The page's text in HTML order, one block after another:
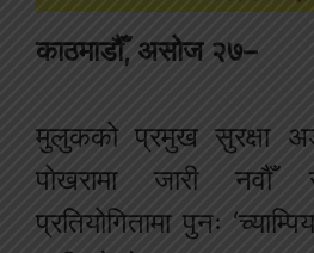
काठमाडौँ, असोज २७–
मुलुकको प्रमुख सुरक्षा
पोखरामा जारी नवौँ
प्रतियोगितामा पुनः